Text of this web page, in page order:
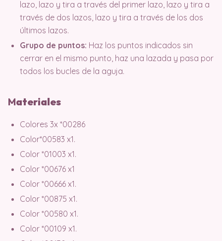
lazo, lazo y tira a través del primer lazo, lazo y tira a
través de dos lazos, lazo y tira a través de los dos
últimos lazos.
Grupo de puntos: Haz los puntos indicados sin
cerrar en el mismo punto, haz una lazada y pasa por
todos los bucles de la aguja.
Materiales
Colores 3x *00286
Color*00583 x1.
Color *01003 x1.
Color *00676 x1
Color *00666 x1.
Color *00875 x1.
Color *00580 x1.
Color *00109 x1.